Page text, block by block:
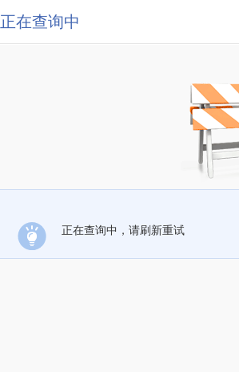
正在查询中
正在查询中，请刷新重试